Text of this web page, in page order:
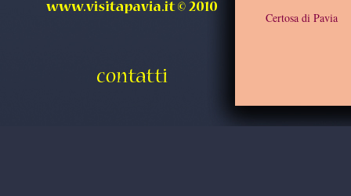
Certosa di Pavia